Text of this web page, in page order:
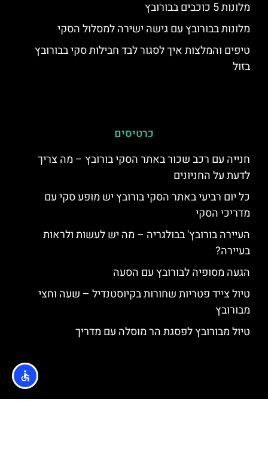
מלונות 5 כוכבים בבורובץ
מלונות בבורובץ עם גישה ישירה למסלול הסקי
טיפים והמלצות איך לסגור לבד חבילות סקי בבורובץ
בזול
כרטיסים
חנייה עם רכב שכור באתר הסקי בורובץ – מה צריך
לדעת על החניונים
כל יום רביעי באתר הסקי בורובץ יש מופע סקי עם
מדריכי הסקי
העיירה בורובץ' בבולגריה – מה יש לעשות ולראות
בעיירה?
הגעה מסופיה לבורובץ עם הסעה
טיול צייד פטריות שחורות בקיוסטנדיל – שעה וחצי
מבורובץ
טיול מבורובץ לפסגת הר מוסלה עם מדריך